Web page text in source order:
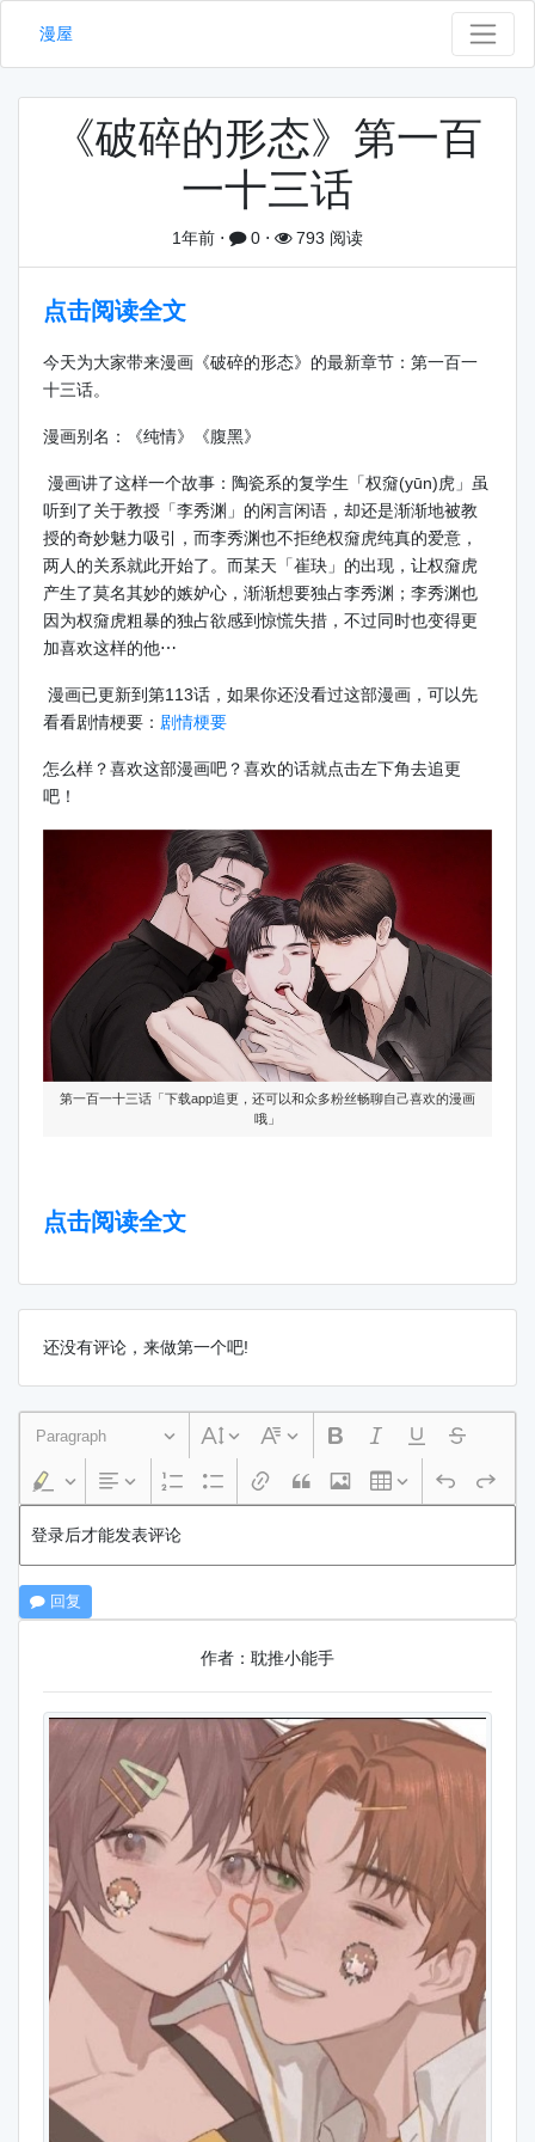
漫屋
《破碎的形态》第一百
一十三话
1年前 ⋅ 0 ⋅ 793 阅读
点击阅读全文
今天为大家带来漫画《破碎的形态》的最新章节：第一百一
十三话。
漫画别名：《纯情》《腹黑》
漫画讲了这样一个故事：陶瓷系的复学生「权奫(yūn)虎」虽
听到了关于教授「李秀渊」的闲言闲语，却还是渐渐地被教
授的奇妙魅力吸引，而李秀渊也不拒绝权奫虎纯真的爱意，
两人的关系就此开始了。而某天「崔玦」的出现，让权奫虎
产生了莫名其妙的嫉妒心，渐渐想要独占李秀渊；李秀渊也
因为权奫虎粗暴的独占欲感到惊慌失措，不过同时也变得更
加喜欢这样的他⋯
漫画已更新到第113话，如果你还没看过这部漫画，可以先
看看剧情梗要： 剧情梗要
怎么样？喜欢这部漫画吧？喜欢的话就点击左下角去追更
吧！
第一百一十三话「下载app追更，还可以和众多粉丝畅聊自己喜欢的漫画
哦」
点击阅读全文
还没有评论，来做第一个吧!
Paragraph
登录后才能发表评论
回复
作者：耽推小能手